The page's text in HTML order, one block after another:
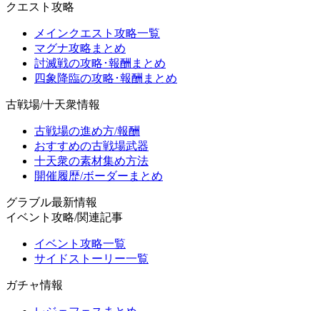
クエスト攻略
メインクエスト攻略一覧
マグナ攻略まとめ
討滅戦の攻略･報酬まとめ
四象降臨の攻略･報酬まとめ
古戦場/十天衆情報
古戦場の進め方/報酬
おすすめの古戦場武器
十天衆の素材集め方法
開催履歴/ボーダーまとめ
グラブル最新情報
イベント攻略/関連記事
イベント攻略一覧
サイドストーリー一覧
ガチャ情報